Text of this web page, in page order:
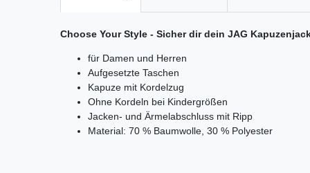
Choose Your Style - Sicher dir dein JAG
für Damen und Herren
Aufgesetzte Taschen
Kapuze mit Kordelzug
Ohne Kordeln bei Kindergrößen
Jacken- und Ärmelabschluss mit Ripp
Material: 70 % Baumwolle, 30 % Polyester